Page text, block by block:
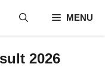
MENU
2026